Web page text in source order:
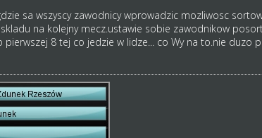
sa wszyscy zawodnicy wprowadzic mozliwosc
na kolejny mecz.ustawie sobie zawodnikow
8 tej co jedzie w lidze... co Wy na to.nie duzo